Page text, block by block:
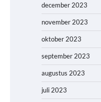
december 2023
november 2023
oktober 2023
september 2023
augustus 2023
juli 2023